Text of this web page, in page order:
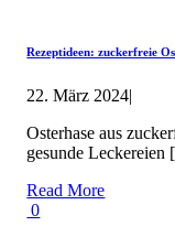
Rezeptideen: zuckerfreie
22. März 2024|
Osterhase aus
gesunde Leckereien
Read More
0